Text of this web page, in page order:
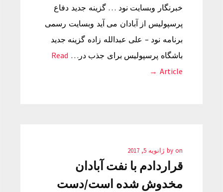
خبرنگار وبسایت نود … گزینه جدید دفاع
پرسپولیس از آبادان می آید وبسایت رسمی
برنامه نود – علی عبدالله زاده گزینه جدید
باشگاه پرسپولیس برای جذب در… Read
Article →
by on ژانویه 5, 2017
قراردادم با نفت آبادان
مخدوش شده است/دست